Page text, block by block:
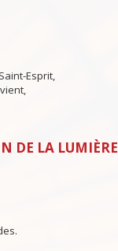
Esprit,
DE LA LUMIÈRE